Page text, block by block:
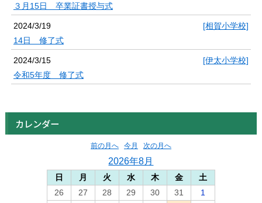
３月15日 卒業証書授与式
2024/3/19
[相賀小学校]
14日 修了式
2024/3/15
[伊太小学校]
令和5年度 修了式
カレンダー
前の月へ 今月 次の月へ
2026年8月
日 月 火 水 木 金
土
26
27 28 29 30 31
1